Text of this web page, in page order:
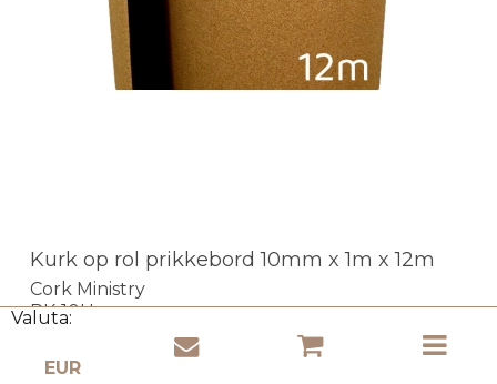
Valuta:
Kurk op rol prikkebord 10mm x 1m x 12m
Cork Ministry
RK-10U
- veilig betalen!